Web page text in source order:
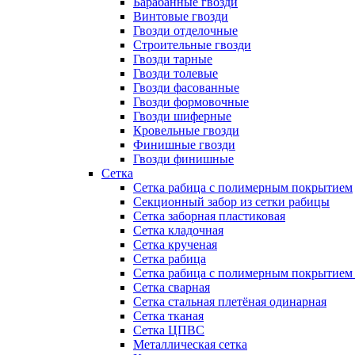
Винтовые гвозди
Гвозди отделочные
Строительные гвозди
Гвозди тарные
Гвозди толевые
Гвозди фасованные
Гвозди формовочные
Гвозди шиферные
Кровельные гвозди
Финишные гвозди
Гвозди финишные
Сетка
Сетка рабица с полимерным покрытием
Секционный забор из сетки рабицы
Сетка заборная пластиковая
Сетка кладочная
Сетка крученая
Сетка рабица
Сетка рабица с полимерным покрытием
Сетка сварная
Сетка стальная плетёная одинарная
Сетка тканая
Сетка ЦПВС
Металлическая сетка